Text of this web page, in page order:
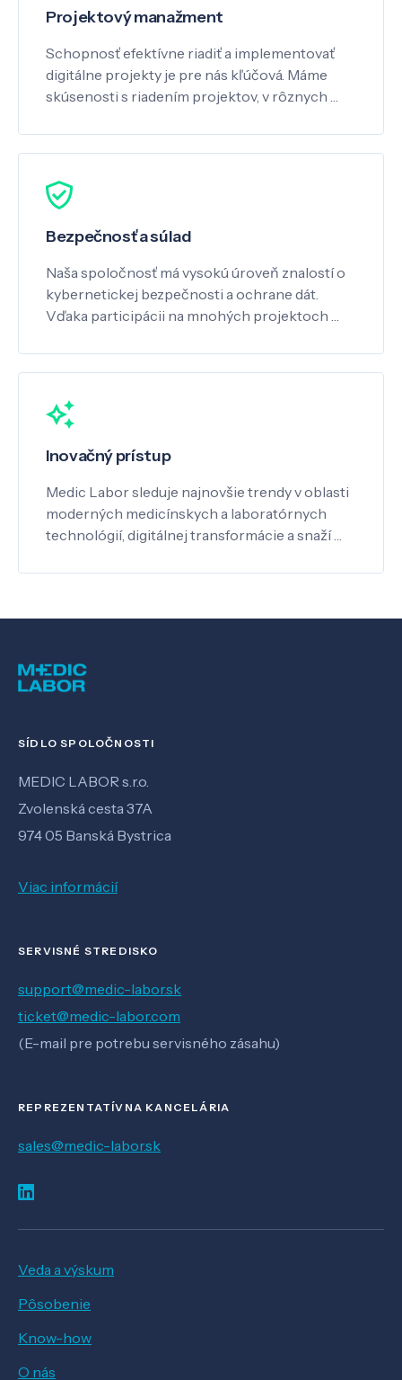
Projektový manažment
Schopnosť efektívne riadiť a implementovať
digitálne projekty je pre nás kľúčová. Máme
skúsenosti s riadením projektov, v rôznych …
Bezpečnosť a súlad
Naša spoločnosť má vysokú úroveň znalostí o
kybernetickej bezpečnosti a ochrane dát.
Vďaka participácii na mnohých projektoch …
Inovačný prístup
Medic Labor sleduje najnovšie trendy v oblasti
moderných medicínskych a laboratórnych
technológií, digitálnej transformácie a snaží …
SÍDLO SPOLOČNOSTI
MEDIC LABOR s.r.o.
Zvolenská cesta 37A
974 05 Banská Bystrica
Viac informácií
SERVISNÉ STREDISKO
support@medic-labor.sk
ticket@medic-labor.com
(E-mail pre potrebu servisného zásahu)
REPREZENTATÍVNA KANCELÁRIA
sales@medic-labor.sk
Veda a výskum
Pôsobenie
Know-how
O nás